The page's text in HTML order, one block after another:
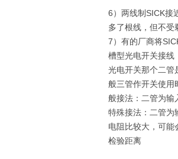
6）两线制SICK接
多了根线，但不受
7）有的厂商将
槽型光电开关接线
光电开关那个二管
般三管作开关使用
般接法：二管为输
特殊接法：二管为
电阻比较大，可能
检验距离